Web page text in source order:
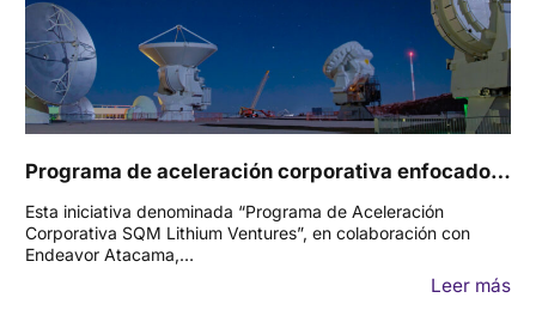
Programa de aceleración corporativa enfocado…
Esta iniciativa denominada “Programa de Aceleración
Corporativa SQM Lithium Ventures”, en colaboración con
Endeavor Atacama,…
Leer más